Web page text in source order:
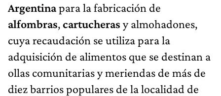
Argentinapara la fabricación de
alfombras,cartucheras y almohadones,
cuya recaudación se utiliza para la
adquisición de alimentos que se destinan a
ollas comunitarias y meriendas de más de
diez barrios populares de la localidad de